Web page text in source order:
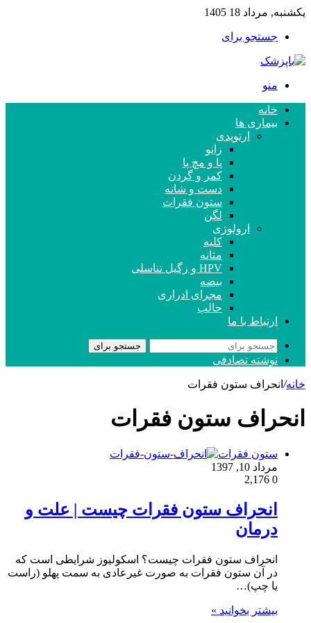
یکشنبه, مرداد 18 1405
جستجو برای
منو
خانه
بیماری ها
ارتوپدی
زانو
پا و مچ پا
کمر و گردن
دست و شانه
ستون فقرات
لگن
ارولوژی
کلیه
مثانه
HPV و زگیل تناسلی
بیضه
مجرای ادراری
حالب
ارتباط با ما
جستجو برای
نوشته تصادفی
خانه/ انحراف ستون فقرات
انحراف ستون فقرات
ستون فقرات
مرداد 10, 1397
0
انحراف ستون فقرات چیست | علت و
درمان
انحراف ستون فقرات چیست؟ اسکولیوز شرایطی است که
در آن ستون فقرات به صورت غیرعادی به سمت پهلو (راست
یا چپ)…
بیشتر بخوانید »